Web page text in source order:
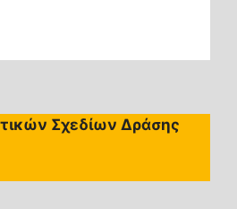
Σχεδίων Δράσης